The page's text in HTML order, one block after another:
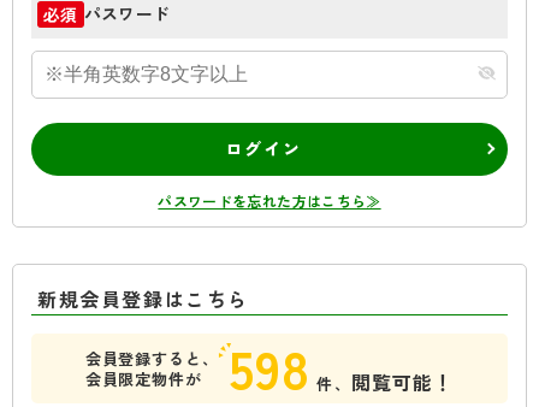
必須 パスワード
ログイン
パスワードを忘れた方はこちら≫
新規会員登録はこちら
会員登録すると、
会員限定物件が
598 件、 閲覧可能！